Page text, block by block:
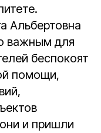
Альбертовна
важным для
беспокоят
помощи,
и пришли